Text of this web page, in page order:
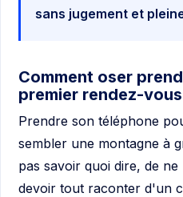
sans jugement et
Comment oser
premier rendez-vous
Prendre son téléphone
sembler une montagne à
pas savoir quoi dire, de
devoir tout raconter d'un